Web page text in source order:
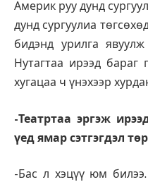
Америк руу дунд
дунд сургуулиа
бидэнд урилга
Нутагтаа ирээд
хугацаа ч үнэхээр
-Театртаа эргэж
үед ямар сэтгэгдэл
-Бас л хэцүү юм